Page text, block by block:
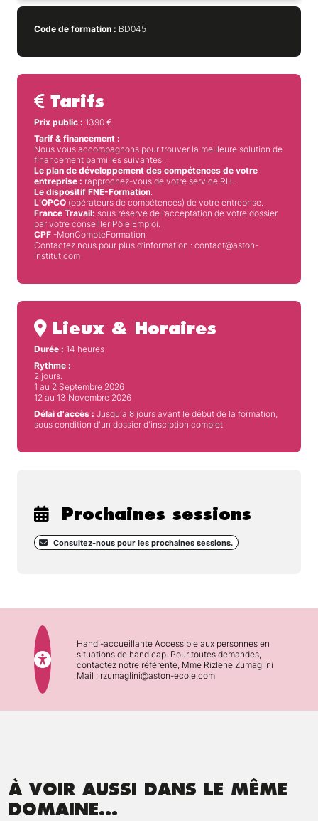
Code de formation : BD045
Tarifs
Prix public : 1390 €
Tarif & financement :
Nous vous accompagnons pour trouver la meilleure solution de
financement parmi les suivantes :
Le plan de développement des compétences de votre
entreprise : rapprochez-vous de votre service RH.
Le dispositif FNE-Formation.
L’OPCO (opérateurs de compétences) de votre entreprise.
France Travail: sous réserve de l’acceptation de votre dossier
par votre conseiller Pôle Emploi.
CPF -MonCompteFormation
Contactez nous pour plus d’information : contact@aston-
institut.com
Lieux & Horaires
Durée : 14 heures
Rythme :
2 jours.
1 au 2 Septembre 2026
12 au 13 Novembre 2026
Délai d'accès : Jusqu'a 8 jours avant le début de la formation,
sous condition d'un dossier d'insciption complet
Prochaines sessions
Consultez-nous pour les prochaines sessions.
Handi-accueillante Accessible aux personnes en
situations de handicap. Pour toutes demandes,
contactez notre référente, Mme Rizlene Zumaglini
Mail : rzumaglini@aston-ecole.com
À VOIR AUSSI DANS LE MÊME
DOMAINE...